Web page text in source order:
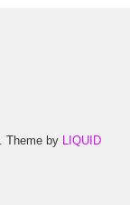
Theme by LIQUID